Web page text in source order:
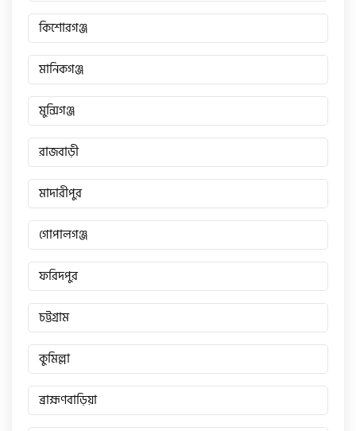
কিশোরগঞ্জ
মানিকগঞ্জ
মুন্সিগঞ্জ
রাজবাড়ী
মাদারীপুর
গোপালগঞ্জ
ফরিদপুর
চট্টগ্রাম
কুমিল্লা
ব্রাহ্মণবাড়িয়া